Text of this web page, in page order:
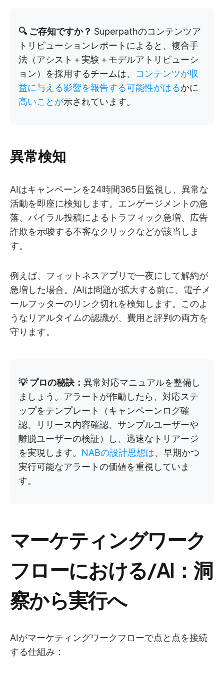
🔍 ご存知ですか？ Superpathのコンテンツア
トリビューションレポートによると、複合手
法（アシスト＋実験＋モデルアトリビューシ
ョン）を採用するチームは、 コンテンツが収
益に与える影響を報告する可能性がはるかに
高いことが示されています。
異常検知
AIはキャンペーンを24時間365日監視し、異常な
活動を即座に検知します。エンゲージメントの急
落、バイラル投稿によるトラフィック急増、広告
詐欺を示唆する不審なクリックなどが該当しま
す。
例えば、フィットネスアプリで一夜にして解約が
急増した場合。/AIは問題が拡大する前に、電子メ
ールフッターのリンク切れを検知します。このよ
うなリアルタイムの認識が、費用と評判の両方を
守ります。
💡 プロの秘訣： 異常対応マニュアルを整備し
ましょう。アラートが作動したら、対応ステ
ップをテンプレート（キャンペーンログ確
認、リリース内容確認、サンプルユーザーや
離脱ユーザーの検証）し、迅速なトリアージ
を実現します。 NABの設計思想は、早期かつ
実行可能なアラートの価値を重視していま
す。
マーケティングワーク
フローにおける/AI：洞
察から実行へ
AIがマーケティングワークフローで点と点を接続
する仕組み：